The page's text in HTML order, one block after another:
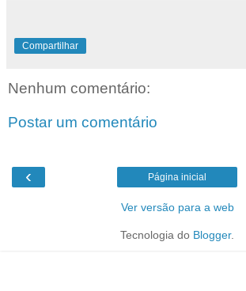
Compartilhar
Nenhum comentário:
Postar um comentário
‹ Página inicial
Ver versão para a web
Tecnologia do Blogger.